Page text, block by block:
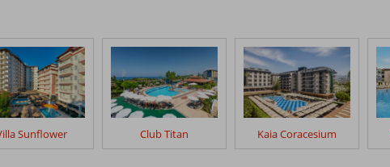
Sunflower Club Titan Kaia Coracesium